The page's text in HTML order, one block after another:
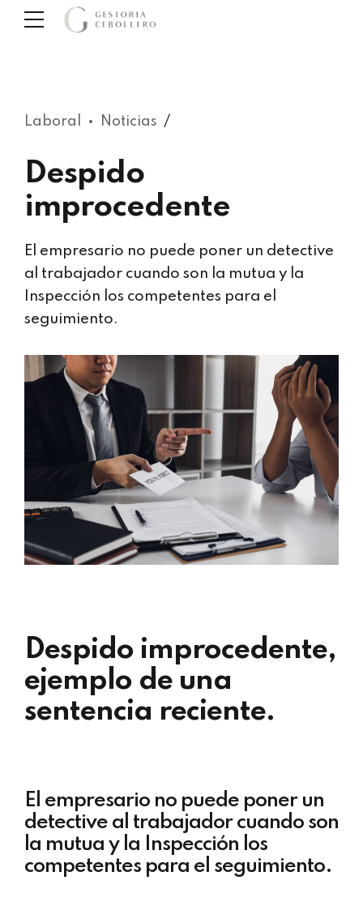
Laboral Noticias
Despido
improcedente
El empresario no puede poner un detective
al trabajador cuando son la mutua y la
Inspección los competentes para el
seguimiento.
Despido improcedente,
ejemplo de una
sentencia reciente.
El empresario no puede poner un
detective al trabajador cuando son
la mutua y la Inspección los
competentes para el seguimiento.